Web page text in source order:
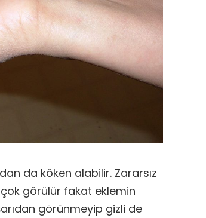
da köken alabilir. Zararsız
çok görülür fakat eklemin
görünmeyip gizli de